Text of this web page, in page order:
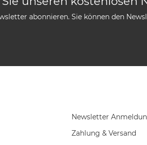
abonnieren. Sie können den
Newsletter
Zahlung & Versand